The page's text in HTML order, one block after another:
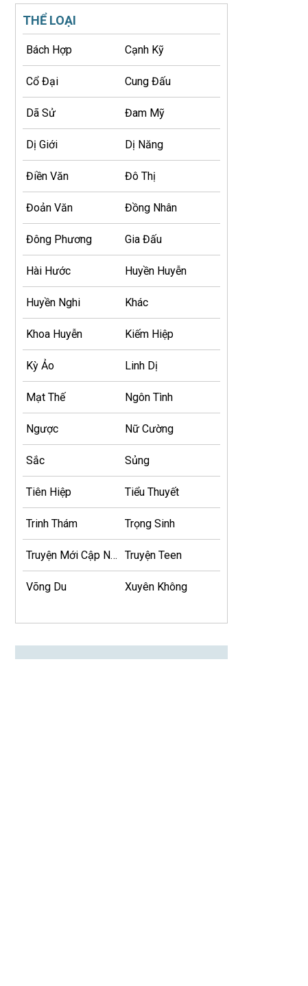
THỂ LOẠI
Bách Hợp Cạnh Kỹ
Cổ Đại Cung Đấu
Dã Sử Đam Mỹ
Dị Giới Dị Năng
Điền Văn Đô Thị
Đoản Văn Đồng Nhân
Đông Phương Gia Đấu
Hài Hước Huyền Huyễn
Huyền Nghi Khác
Khoa Huyễn Kiếm Hiệp
Kỳ Ảo Linh Dị
Mạt Thế Ngôn Tình
Ngược Nữ Cường
Sắc Sủng
Tiên Hiệp Tiểu Thuyết
Trinh Thám Trọng Sinh
Truyện Mới Cập Nhật Truyện Teen
Võng Du Xuyên Không